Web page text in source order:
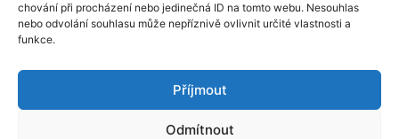
chování při procházení nebo jedinečná ID na tomto webu. Nesouhlas
nebo odvolání souhlasu může nepříznivě ovlivnit určité vlastnosti a
funkce.
Příjmout
Odmítnout